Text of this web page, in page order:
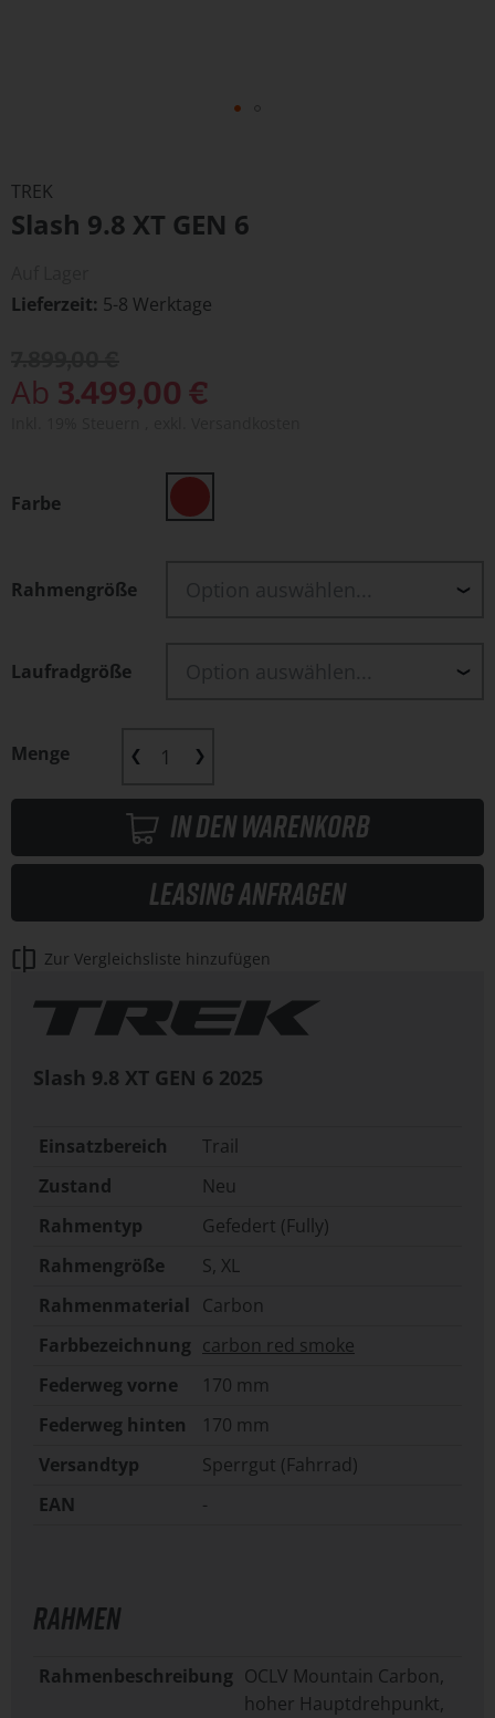
der
Bildergalerie
TREK
Slash 9.8 XT GEN 6
Lieferzeit 5-8 Werktage
Ab 3.499,00 €
Farbe
Rahmengröße
Laufradgröße
Menge
In den Warenkorb
Leasing anfragen
Zur Vergleichsliste hinzufügen
Slash 9.8 XT GEN 6 2025
Einsatzbereich
Trail
Zustand
Neu
Rahmentyp
Gefedert (Fully)
Rahmengröße
S, XL
Rahmenmaterial
Carbon
Farbbezeichnung carbon red smoke
Federweg vorne
170 mm
Federweg hinten
170 mm
Versandtyp
Sperrgut (Fahrrad)
EAN
-
RAHMEN
Rahmenbeschreibung OCLV Mountain Carbon,
hoher Hauptdrehpunkt,